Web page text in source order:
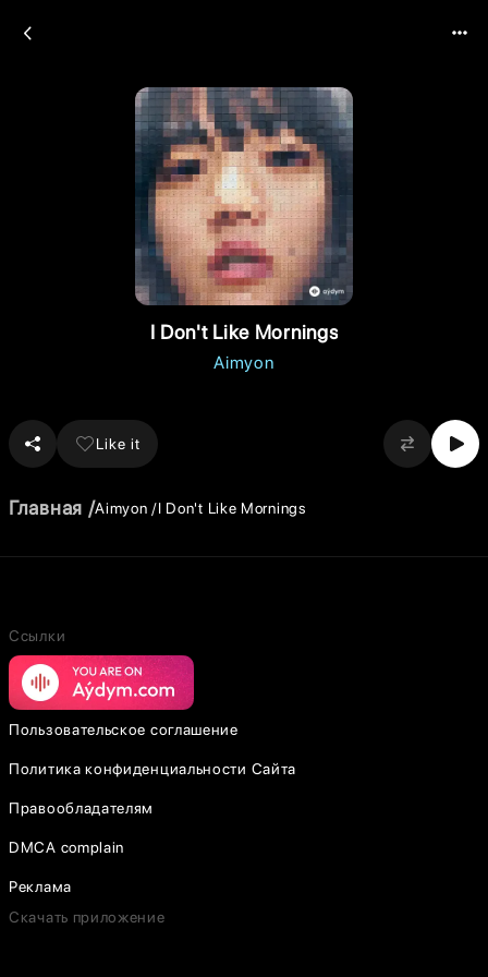
I Don't Like Mornings
Aimyon
Like it
Главная Aimyon I Don't Like Mornings
Ссылки
Пользовательское соглашение
Политика конфиденциальности Сайта
Правообладателям
DMCA complain
Реклама
Скачать приложение